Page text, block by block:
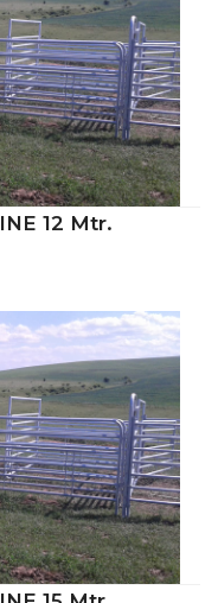
12 Mtr.